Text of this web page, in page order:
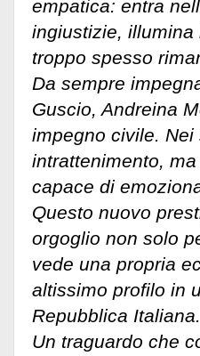
empatica: entra
ingiustizie,
troppo spesso
Da sempre
Guscio, Andreina
impegno civile.
intrattenimento,
capace di
Questo nuovo
orgoglio non solo
vede una propria
altissimo profilo in
Repubblica Italiana.
Un traguardo che